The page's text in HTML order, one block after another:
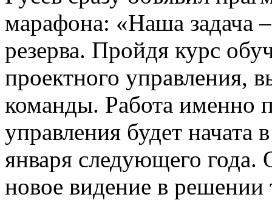
марафона: «Наша задача
резерва. Пройдя курс
проектного управления,
команды. Работа именно
управления будет начата
января следующего
новое видение в решении